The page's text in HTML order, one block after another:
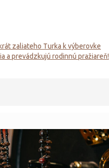
zaliateho Turka k výberovke
a prevádzkujú rodinnú pražiareň!